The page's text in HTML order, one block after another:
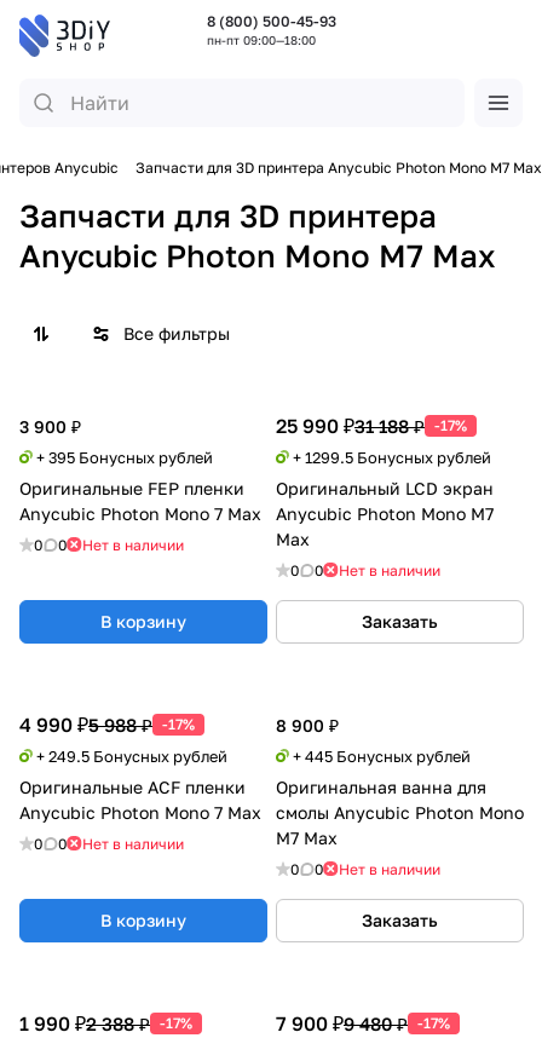
8 (800) 500-45-93
пн-пт 09:00—18:00
Anycubic Запчасти для 3D принтера Anycubic Photon Mono M7 Max
Запчасти для 3D принтера
Anycubic Photon Mono M7 Max
Все фильтры
3 900 ₽
+ 395 Бонусных рублей
Оригинальные FEP пленки
Anycubic Photon Mono 7 Max
0 0 Нет в наличии
В корзину
25 990 ₽31 188 ₽ -17%
+ 1299.5 Бонусных рублей
Оригинальный LCD экран
Anycubic Photon Mono M7
Max
0 0 Нет в наличии
Заказать
4 990 ₽5 988 ₽ -17%
+ 249.5 Бонусных рублей
Оригинальные ACF пленки
Anycubic Photon Mono 7 Max
0 0 Нет в наличии
В корзину
8 900 ₽
+ 445 Бонусных рублей
Оригинальная ванна для
смолы Anycubic Photon Mono
M7 Max
0 0 Нет в наличии
Заказать
1 990 ₽2 388 ₽ -17% 7 900 ₽9 480 ₽ -17%